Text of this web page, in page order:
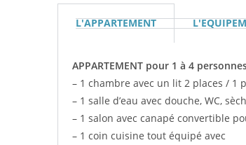
L'APPARTEMENT
APPARTEMENT pour 1 à 4
– 1 chambre avec un lit 2 places / 1
– 1 salle d’eau avec douche, WC,
– 1 salon avec canapé convertible
– 1 coin cuisine tout équipé avec